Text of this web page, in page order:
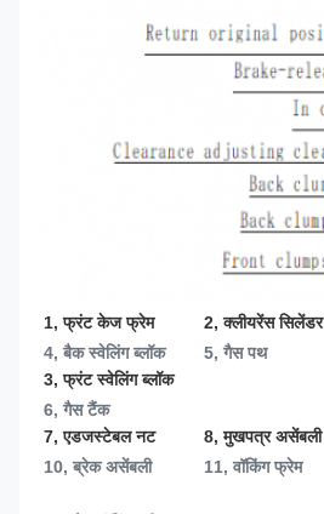
1, फ्रंट केज फ्रेम
4, बैक स्वेलिंग ब्लॉक
2, क्लीयरेंस सिलेंडर
5, गैस पथ
3, फ्रंट स्वेलिंग ब्लॉक
6, गैस टैंक
7, एडजस्टेबल नट
10, ब्रेक असेंबली
8, मुखपत्र असेंबली
11, वॉकिंग फ्रेम